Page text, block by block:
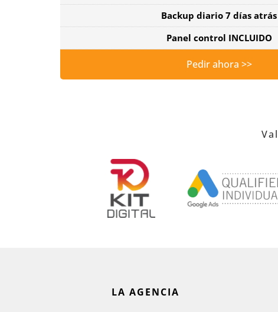
Backup diario 7 días atrás
Panel control INCLUIDO
Pedir ahora >>
LA AGENCIA